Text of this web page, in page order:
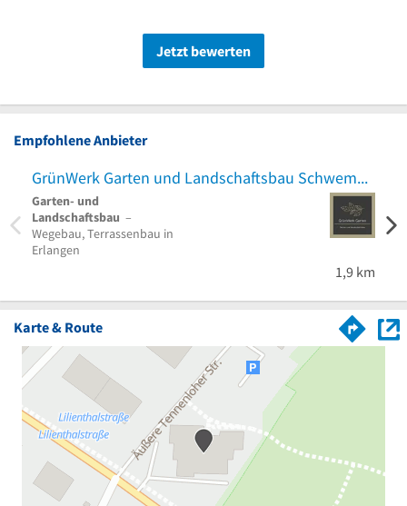
Jetzt bewerten
Empfohlene Anbieter
GrünWerk Garten und Landschaftsbau Schwemmer
Garten- und
Landschaftsbau –
Wegebau, Terrassenbau in
Erlangen
1,9 km
Karte & Route